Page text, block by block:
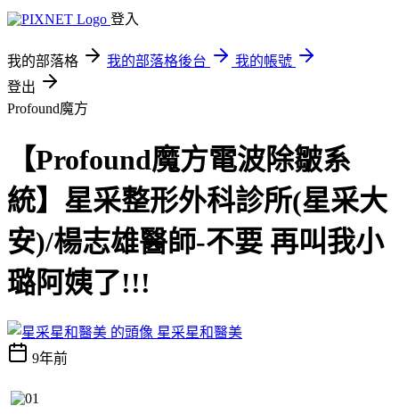
登入
我的部落格 我的部落格後台
我的帳號
登出
Profound魔方
【Profound魔方電波除皺系
統】星采整形外科診所(星采大
安)/楊志雄醫師-不要 再叫我小
璐阿姨了!!!
星采星和醫美
9年前